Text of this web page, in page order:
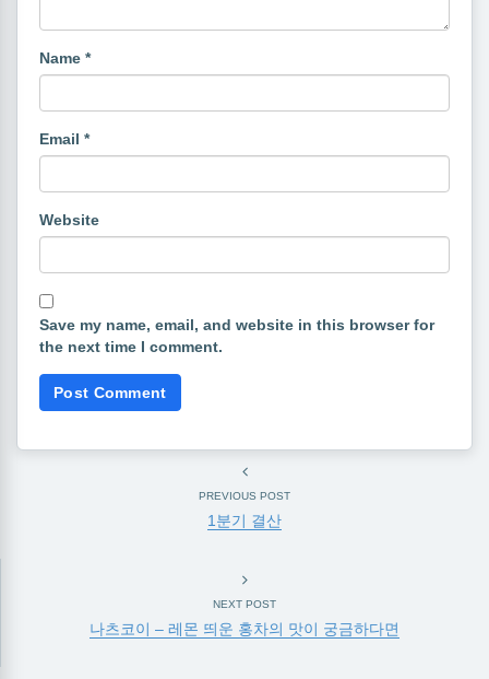
Name *
Email *
Website
Save my name, email, and website in this browser for
the next time I comment.
PREVIOUS POST
1분기 결산
NEXT POST
나츠코이 – 레몬 띄운 홍차의 맛이 궁금하다면